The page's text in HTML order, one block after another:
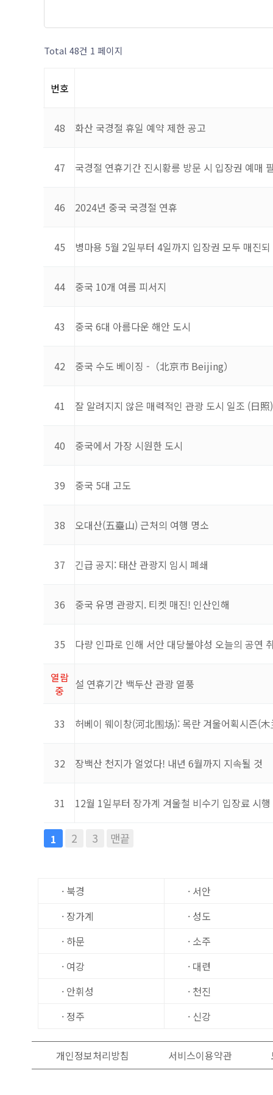
Total 48건 1 페이지
번호
48 화산 국경절 휴일 예약 제한 공고
47 국경절 연휴기간 진시황릉 방문 시 입장권 예매
46 2024년 중국 국경절 연휴
45 병마용 5월 2일부터 4일까지 입장권 모두 매진되
44 중국 10개 여름 피서지
43 중국 6대 아름다운 해안 도시
42 중국 수도 베이징 -（北京市 Beijing）
41 잘 알려지지 않은 매력적인 관광 도시 일조 (日照)
40 중국에서 가장 시원한 도시
39 중국 5대 고도
38 오대산(五臺山) 근처의 여행 명소
37 긴급 공지: 태산 관광지 임시 폐쇄
36 중국 유명 관광지. 티켓 매진! 인산인해
35 다량 인파로 인해 서안 대당불야성 오늘의 공연
열람
중
설 연휴기간 백두산 관광 열풍
33 허베이 웨이창(河北围场): 목란 겨울어획시즌(
32 장백산 천지가 얼었다! 내년 6월까지 지속될 것
31 12월 1일부터 장가계 겨울철 비수기 입장료 시행
1 2 3 맨끝
· 북경
· 서안
· 장가계
· 성도
· 하문
· 소주
· 여강
· 대련
· 안휘성
· 천진
· 정주
· 신강
개인정보처리방침 서비스이용약관